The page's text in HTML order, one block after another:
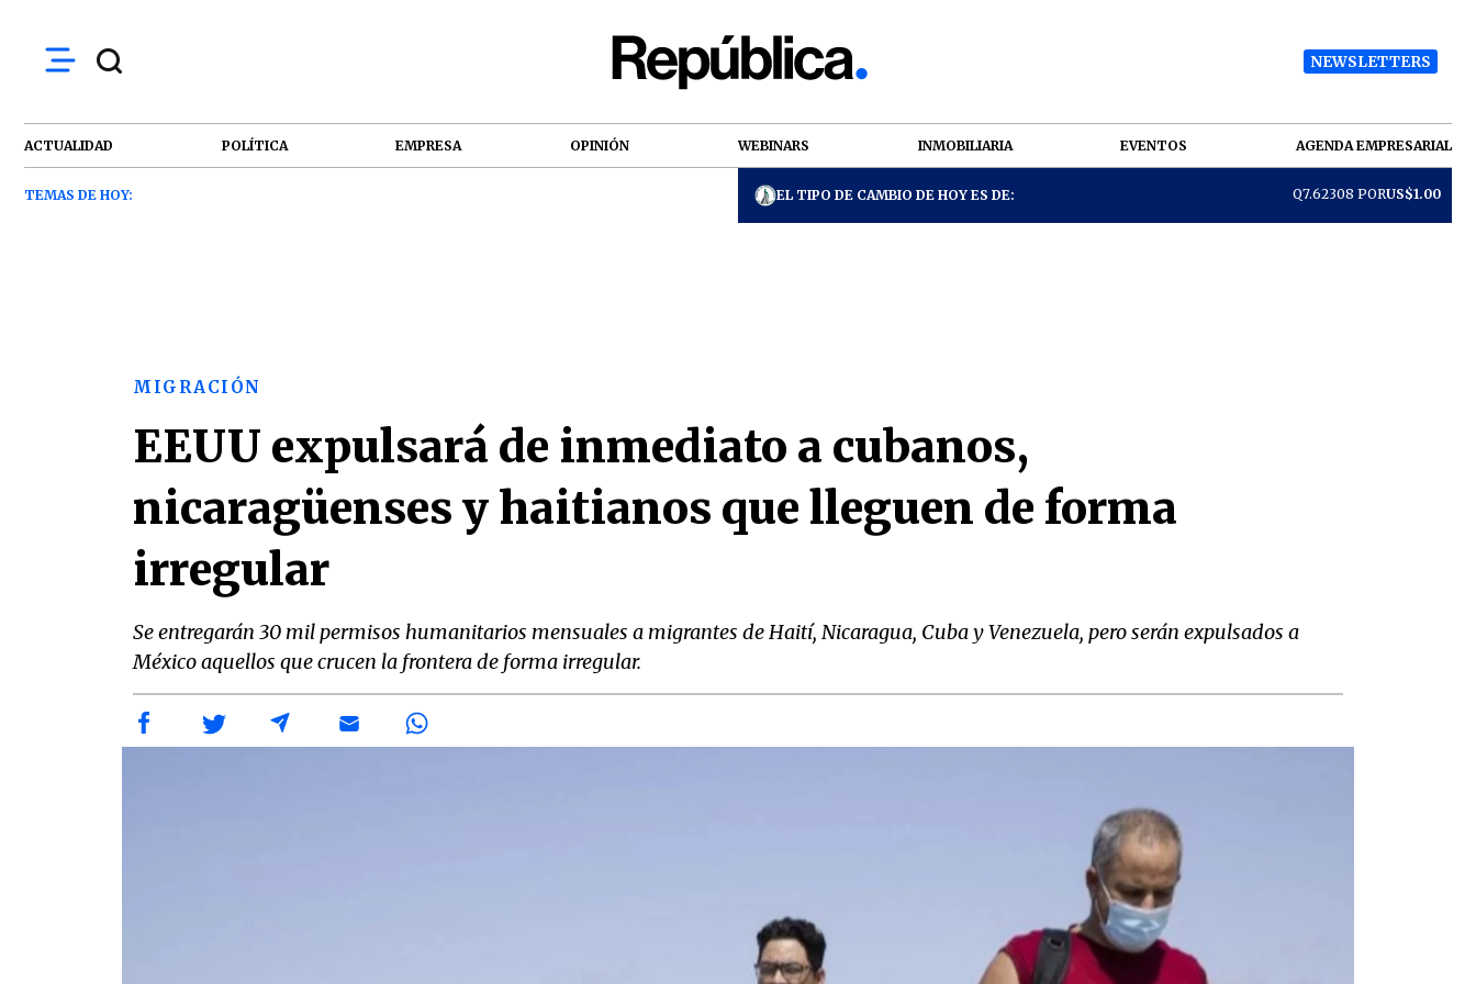
NEWSLETTERS
ACTUALIDAD POLÍTICA EMPRESA OPINIÓN WEBINARS INMOBILIARIA EVENTOS AGENDA EMPRESARIAL
TEMAS DE HOY: EL TIPO DE CAMBIO DE HOY ES DE: Q7.62308 PORUS$1.00
MIGRACIÓN
EEUU expulsará de inmediato a cubanos,
nicaragüenses y haitianos que lleguen de forma
irregular
Se entregarán 30 mil permisos humanitarios mensuales a migrantes de Haití, Nicaragua, Cuba y Venezuela, pero serán expulsados a
México aquellos que crucen la frontera de forma irregular.